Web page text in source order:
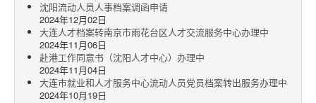
沈阳流动人员人事档案调函申请
2024年12月02日
大连人才档案转南京市雨花台区人才交流服务中心办理中
2024年11月06日
赴港工作同意书（沈阳人才中心）办理中
2024年11月04日
大连市就业和人才服务中心流动人员党员档案转出服务办理中
2024年10月19日